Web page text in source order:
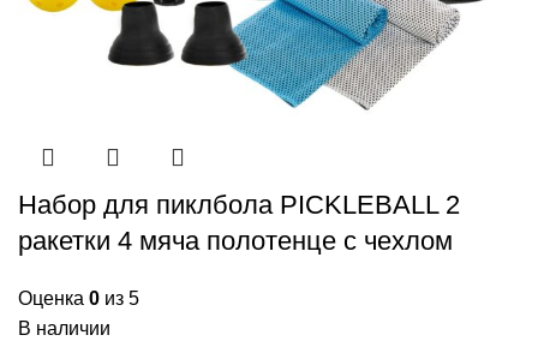
Набор для пиклбола PICKLEBALL 2
ракетки 4 мяча полотенце с чехлом
Оценка 0 из 5
В наличии